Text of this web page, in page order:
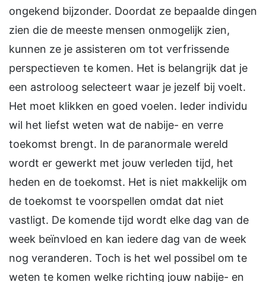
ongekend bijzonder. Doordat ze bepaalde dingen
zien die de meeste mensen onmogelijk zien,
kunnen ze je assisteren om tot verfrissende
perspectieven te komen. Het is belangrijk dat je
een astroloog selecteert waar je jezelf bij voelt.
Het moet klikken en goed voelen. Ieder individu
wil het liefst weten wat de nabije- en verre
toekomst brengt. In de paranormale wereld
wordt er gewerkt met jouw verleden tijd, het
heden en de toekomst. Het is niet makkelijk om
de toekomst te voorspellen omdat dat niet
vastligt. De komende tijd wordt elke dag van de
week beïnvloed en kan iedere dag van de week
nog veranderen. Toch is het wel possibel om te
weten te komen welke richting jouw nabije- en